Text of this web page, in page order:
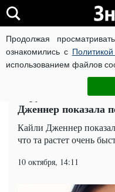
Продолжая
ознакомились с
использованием файлов
ВОЙНА РОССИИ
Шоу-бизнес
"Грустно и весело
Дженнер показала
Кайли Дженнер
что та растет очень
10 октября, 14:11